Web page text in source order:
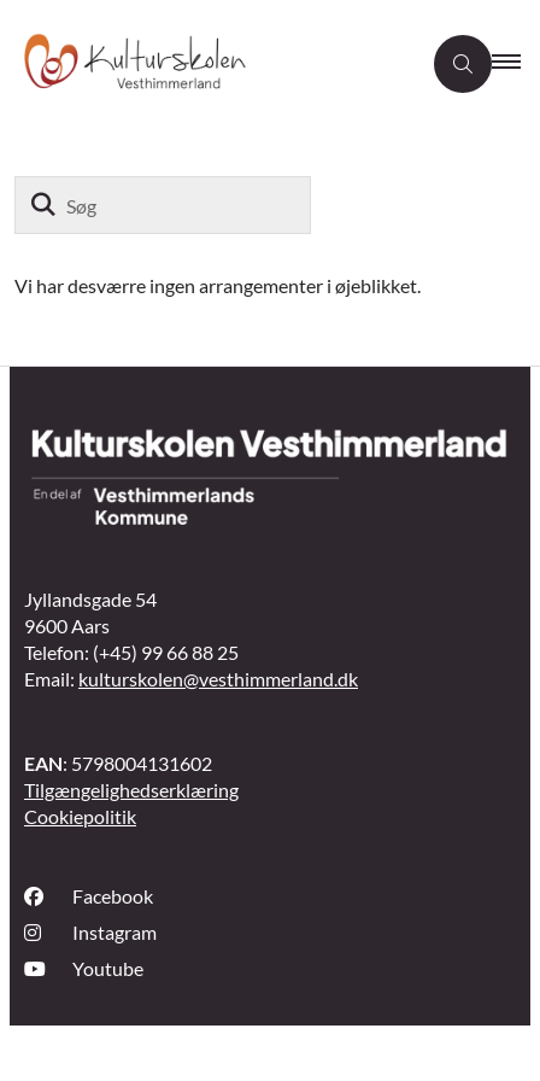
Vi har desværre ingen arrangementer i øjeblikket.
Jyllandsgade 54
9600 Aars
Telefon: (+45) 99 66 88 25
Email: kulturskolen@vesthimmerland.dk
EAN: 5798004131602
Tilgængelighedserklæring
Cookiepolitik
Facebook
Instagram
Youtube